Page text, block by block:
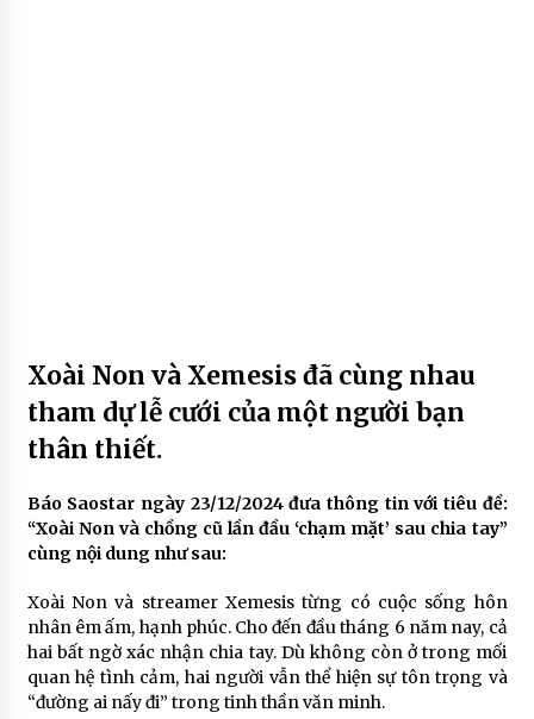
Xoài Non và Xemesis đã cùng nhau
tham dự lễ cưới của một người bạn
thân thiết.
Báo Saostar ngày 23/12/2024 đưa thông tin với tiêu đề:
“Xoài Non và chồng cũ lần đầu ‘chạm mặt’ sau chia tay”
cùng nội dung như sau:
Xoài Non và streamer Xemesis từng có cuộc sống hôn
nhân êm ấm, hạnh phúc. Cho đến đầu tháng 6 năm nay, cả
hai bất ngờ xác nhận chia tay. Dù không còn ở trong mối
quan hệ tình cảm, hai người vẫn thể hiện sự tôn trọng và
“đường ai nấy đi” trong tinh thần văn minh.